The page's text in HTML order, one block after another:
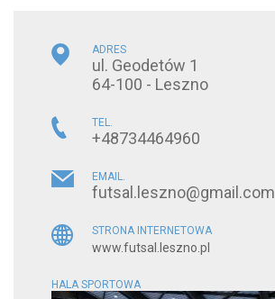
ADRES
ul. Geodetów 1
64-100 - Leszno
TEL.
+48734464960
EMAIL.
futsal.leszno@gmail.com
STRONA INTERNETOWA
www.futsal.leszno.pl
HALA SPORTOWA